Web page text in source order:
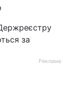
Держреєстру
за
Реклама